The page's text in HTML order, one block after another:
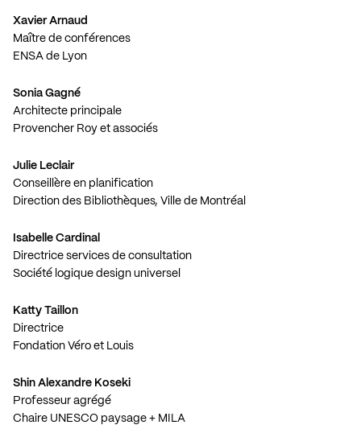
Xavier Arnaud
Maître de conférences
ENSA de Lyon
Sonia Gagné
Architecte principale
Provencher Roy et associés
Julie Leclair
Conseillère en planification
Direction des Bibliothèques, Ville de Montréal
Isabelle Cardinal
Directrice services de consultation
Société logique design universel
Katty Taillon
Directrice
Fondation Véro et Louis
Shin Alexandre Koseki
Professeur agrégé
Chaire UNESCO paysage + MILA